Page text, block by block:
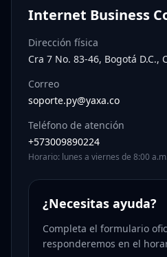
Internet Business
Dirección física
Cra 7 No. 83-46, Bogotá D.C.,
Correo
soporte.py@yaxa.co
Teléfono de atención
+573009890224
Horario: lunes a viernes de 8:00
¿Necesitas ayuda?
Completa el formulario
responderemos en el